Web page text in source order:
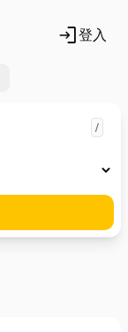
login登入
/